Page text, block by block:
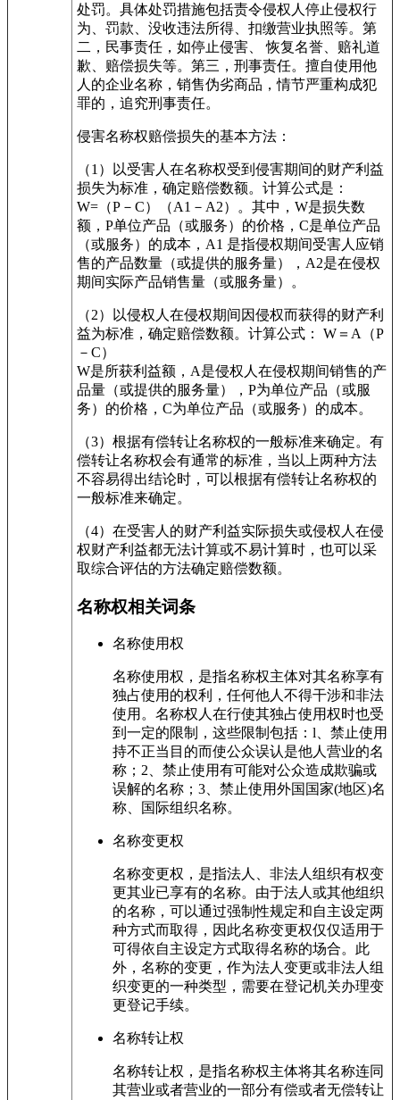
处罚。具体处罚措施包括责令侵权人停止侵权行
为、罚款、没收违法所得、扣缴营业执照等。第
二，民事责任，如停止侵害、 恢复名誉、赔礼道
歉、赔偿损失等。第三，刑事责任。擅自使用他
人的企业名称，销售伪劣商品，情节严重构成犯
罪的，追究刑事责任。
侵害名称权赔偿损失的基本方法：
（1）以受害人在名称权受到侵害期间的财产利益
损失为标准，确定赔偿数额。计算公式是：
W=（P－C）（A1－A2）。其中，W是损失数
额，P单位产品（或服务）的价格，C是单位产品
（或服务）的成本，A1 是指侵权期间受害人应销
售的产品数量（或提供的服务量），A2是在侵权
期间实际产品销售量（或服务量）。
（2）以侵权人在侵权期间因侵权而获得的财产利
益为标准，确定赔偿数额。计算公式： W＝A（P
－C）
W是所获利益额，A是侵权人在侵权期间销售的产
品量（或提供的服务量），P为单位产品（或服
务）的价格，C为单位产品（或服务）的成本。
（3）根据有偿转让名称权的一般标准来确定。有
偿转让名称权会有通常的标准，当以上两种方法
不容易得出结论时，可以根据有偿转让名称权的
一般标准来确定。
（4）在受害人的财产利益实际损失或侵权人在侵
权财产利益都无法计算或不易计算时，也可以采
取综合评估的方法确定赔偿数额。
名称权相关词条
名称使用权
名称使用权，是指名称权主体对其名称享有
独占使用的权利，任何他人不得干涉和非法
使用。名称权人在行使其独占使用权时也受
到一定的限制，这些限制包括：l、禁止使用
持不正当目的而使公众误认是他人营业的名
称；2、禁止使用有可能对公众造成欺骗或
误解的名称；3、禁止使用外国国家(地区)名
称、国际组织名称。
名称变更权
名称变更权，是指法人、非法人组织有权变
更其业已享有的名称。由于法人或其他组织
的名称，可以通过强制性规定和自主设定两
种方式而取得，因此名称变更权仅仅适用于
可得依自主设定方式取得名称的场合。此
外，名称的变更，作为法人变更或非法人组
织变更的一种类型，需要在登记机关办理变
更登记手续。
名称转让权
名称转让权，是指名称权主体将其名称连同
其营业或者营业的一部分有偿或者无偿转让